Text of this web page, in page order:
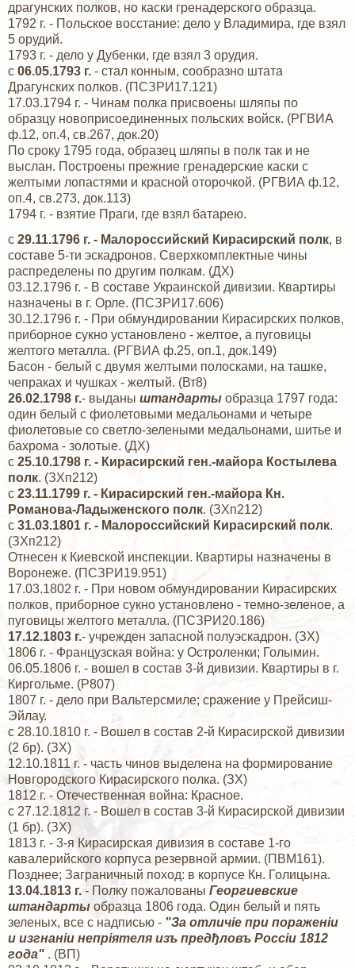
драгунских полков, но каски гренадерского образца.
1792 г. - Польское восстание: дело у Владимира, где взял
5 орудий.
1793 г. - дело у Дубенки, где взял 3 орудия.
с 06.05.1793 г. - стал конным, сообразно штата
Драгунских полков. (ПСЗРИ17.121)
17.03.1794 г. - Чинам полка присвоены шляпы по
образцу новоприсоединенных польских войск. (РГВИА
ф.12, оп.4, св.267, док.20)
По сроку 1795 года, образец шляпы в полк так и не
выслан. Построены прежние гренадерские каски с
желтыми лопастями и красной оторочкой. (РГВИА ф.12,
оп.4, св.273, док.113)
1794 г. - взятие Праги, где взял батарею.
с 29.11.1796 г. - Малороссийский Кирасирский полк, в
составе 5-ти эскадронов. Сверхкомплектные чины
распределены по другим полкам. (ДХ)
03.12.1796 г. - В составе Украинской дивизии. Квартиры
назначены в г. Орле. (ПСЗРИ17.606)
30.12.1796 г. - При обмундировании Кирасирских полков,
приборное сукно установлено - желтое, а пуговицы
желтого металла. (РГВИА ф.25, оп.1, док.149)
Басон - белый с двумя желтыми полосками, на ташке,
чепраках и чушках - желтый. (Вт8)
26.02.1798 г.- выданы штандарты образца 1797 года:
один белый с фиолетовыми медальонами и четыре
фиолетовые со светло-зелеными медальонами, шитье и
бахрома - золотые. (ДХ)
с 25.10.1798 г. - Кирасирский ген.-майора Костылева
полк. (ЗХп212)
с 23.11.1799 г. - Кирасирский ген.-майора Кн.
Романова-Ладыженского полк. (ЗХп212)
с 31.03.1801 г. - Малороссийский Кирасирский полк.
(ЗХп212)
Отнесен к Киевской инспекции. Квартиры назначены в
Воронеже. (ПСЗРИ19.951)
17.03.1802 г. - При новом обмундировании Кирасирских
полков, приборное сукно установлено - темно-зеленое, а
пуговицы желтого металла. (ПСЗРИ20.186)
17.12.1803 г.- учрежден запасной полуэскадрон. (ЗХ)
1806 г. - Французская война: у Остроленки; Голымин.
06.05.1806 г. - вошел в состав 3-й дивизии. Квартиры в г.
Киргольме. (Р807)
1807 г. - дело при Вальтерсмиле; сражение у Прейсиш-
Эйлау.
с 28.10.1810 г. - Вошел в состав 2-й Кирасирской дивизии
(2 бр). (ЗХ)
12.10.1811 г. - часть чинов выделена на формирование
Новгородского Кирасирского полка. (ЗХ)
1812 г. - Отечественная война: Красное.
с 27.12.1812 г. - Вошел в состав 3-й Кирасирской дивизии
(1 бр). (ЗХ)
1813 г. - 3-я Кирасирская дивизия в составе 1-го
кавалерийского корпуса резервной армии. (ПВМ161).
Позднее; Заграничный поход: в корпусе Кн. Голицына.
13.04.1813 г. - Полку пожалованы Георгиевские
штандарты образца 1806 года. Один белый и пять
зеленых, все с надписью - "За отличiе при пораженiи
и изгнанiи непрiятеля изъ предђловъ Россiи 1812
года" . (ВП)